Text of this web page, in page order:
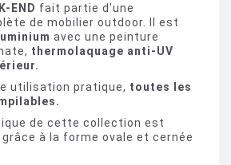
END fait partie d'une
de mobilier outdoor. Il est
avec une peinture
thermolaquage anti-UV
utilisation pratique, toutes les
de cette collection est
à la forme ovale et cernée